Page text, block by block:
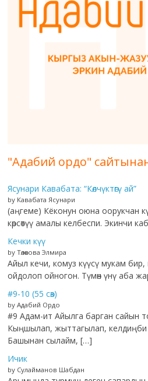
"Адабий ордо"
Ясунари Кавабата: “Көлчүктөгү ай”
by Кавабата Ясунари
(аңгеме) Кёконун оюна оорукчан
көрсөтүү амалы келбеспи. Экинчи
Кечки күү
by Төлөкова Элмира
Айыл кечи, комуз күүсү мукам
ойдолоп ойногон. Түмөн үнү аба
#9-10 (55 сөз)
by Адабий Ордо
#9 Адам-ит Айылга барган сайын
Кыңшылап, жыттагылап, келдиңби
Башынан сылайм, […]
Ичик
by Сулайманов Шабдан